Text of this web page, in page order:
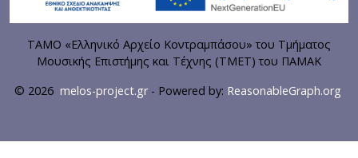
ΤΑΜΟ «Ελληνικό Αρχείο Κοντραμπάσου» του Τμήματος
Μουσικής Επιστήμης και Τέχνης (ΤΜΕΤ) του ΠΑΜΑΚ
© 2026 melos-project.gr- Powered by: ReasonableGraph.org